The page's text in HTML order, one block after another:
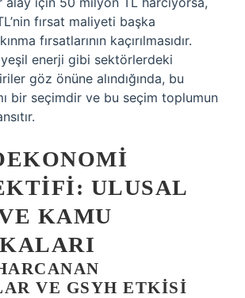
fırsat maliyeti başka
fırsatlarının kaçırılmasıdır.
yeşil enerji gibi sektörlerdeki
göz önüne alındığında, bu
bir seçimdir ve bu seçim toplumun
ULUSAL
KAMU
VE GSYH ETKISI